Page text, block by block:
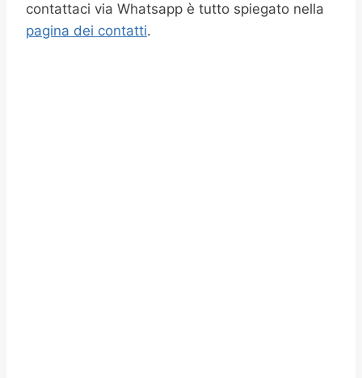
contattaci via Whatsapp è tutto spiegato nella
pagina dei contatti.